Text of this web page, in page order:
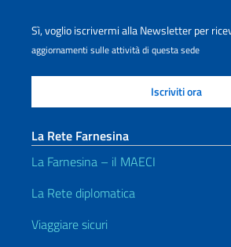
Sì, voglio iscrivermi alla Newsletter per
aggiornamenti sulle attività di questa sede
La Rete Farnesina
La Farnesina – il MAECI
La Rete diplomatica
Viaggiare sicuri